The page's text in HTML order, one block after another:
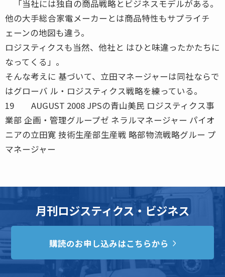
「当社には独自の商品戦略とビジネスモデルがある。
他の大手総合家電メーカーとは商品特性もサプライチ
ェーンの地図も違う。
ロジスティクスも当然、他社と はひと味違ったかたちに
なってくる」。
そんな考えに 基づいて、立田マネージャーは同社ならで
はグローバ ル・ロジスティクス戦略を練っている。
19 AUGUST 2008 JPSの青山美民 ロジスティクス事
業部 企画・管理グループゼ ネラルマネージャー パイオ
ニアの立田寛 技術生産部生産戦 略部物流戦略グルー プ
マネージャー
月刊ロジスティクス・ビジネス
購読のお申し込みはこちらから